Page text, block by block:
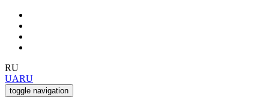
RU
UARU
toggle navigation